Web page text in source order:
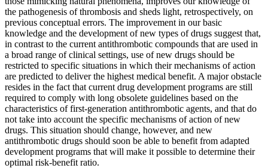
the pathogenesis of thrombosis and sheds light, retrospectively, on
previous conceptual errors. The improvement in our basic
knowledge and the development of new types of drugs suggest that,
in contrast to the current antithrombotic compounds that are used in
a broad range of clinical settings, use of new drugs should be
restricted to specific situations in which their mechanisms of action
are predicted to deliver the highest medical benefit. A major obstacle
resides in the fact that current drug development programs are still
required to comply with long obsolete guidelines based on the
characteristics of first-generation antithrombotic agents, and that do
not take into account the specific mechanisms of action of new
drugs. This situation should change, however, and new
antithrombotic drugs should soon be able to benefit from adapted
development programs that will make it possible to determine their
optimal risk-benefit ratio.